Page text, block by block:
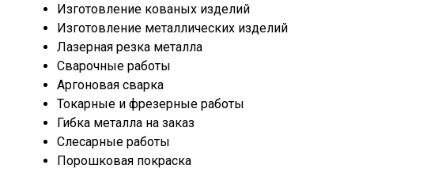
Изготовление кованых изделий
Изготовление металлических изделий
Лазерная резка металла
Сварочные работы
Аргоновая сварка
Токарные и фрезерные работы
Гибка металла на заказ
Слесарные работы
Порошковая покраска